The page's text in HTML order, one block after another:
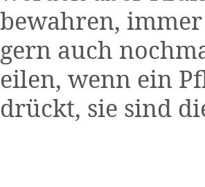
bewahren,
gern auch
eilen, wenn ein
drückt, sie sind